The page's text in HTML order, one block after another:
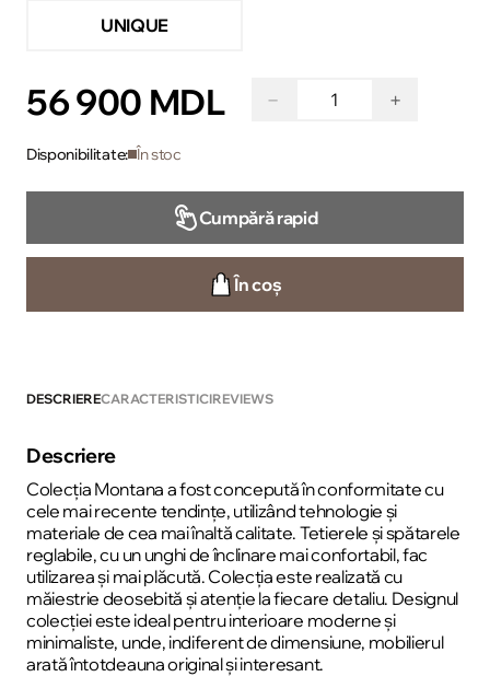
UNIQUE
56 900 MDL − +
Disponibilitate: În stoc
Cumpără rapid
În coș
DESCRIERECARACTERISTICIREVIEWS
Descriere
Colecția Montana a fost concepută în conformitate cu
cele mai recente tendințe, utilizând tehnologie și
materiale de cea mai înaltă calitate. Tetierele și spătarele
reglabile, cu un unghi de înclinare mai confortabil, fac
utilizarea și mai plăcută. Colecția este realizată cu
măiestrie deosebită și atenție la fiecare detaliu. Designul
colecției este ideal pentru interioare moderne și
minimaliste, unde, indiferent de dimensiune, mobilierul
arată întotdeauna original și interesant.